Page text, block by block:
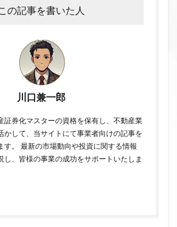
の記事を書いた人
川口兼一郎
証券化マスターの資格を保有し、不動産業
かして、当サイトにて事業者向けの記事を
す。 最新の市場動向や投資に関する情報
し、皆様の事業の成功をサポートいたしま